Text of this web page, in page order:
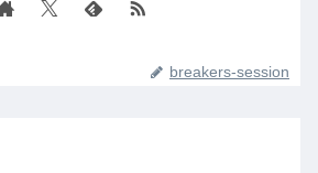
breakers-session